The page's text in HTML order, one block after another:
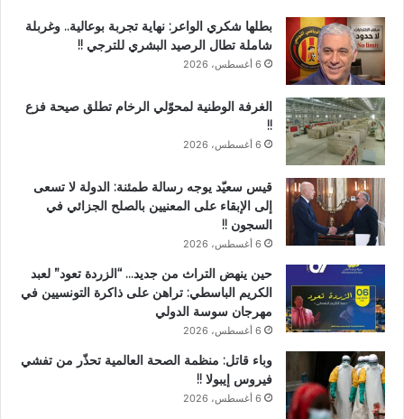
بطلها شكري الواعر: نهاية تجربة بوعالية.. وغربلة
شاملة تطال الرصيد البشري للترجي !!
6 أغسطس، 2026
الغرفة الوطنية لمحوّلي الرخام تطلق صيحة فزع
!!
6 أغسطس، 2026
قيس سعيّد يوجه رسالة طمئنة: الدولة لا تسعى
إلى الإبقاء على المعنيين بالصلح الجزائي في
السجون !!
6 أغسطس، 2026
حين ينهض التراث من جديد… “الزردة تعود” لعبد
الكريم الباسطي: تراهن على ذاكرة التونسيين في
مهرجان سوسة الدولي
6 أغسطس، 2026
وباء قاتل: منظمة الصحة العالمية تحذّر من تفشي
فيروس إيبولا !!
6 أغسطس، 2026